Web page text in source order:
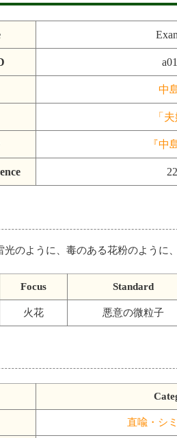
中
「夫
『中
光のように、毒のある花粉のように
Focus Standard
火花 悪意の微粒子
直喩・シ